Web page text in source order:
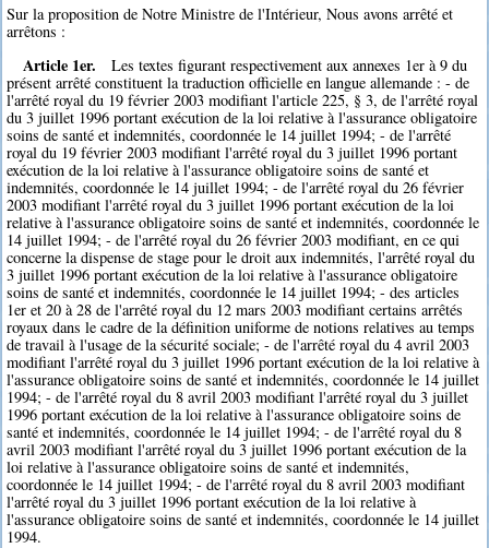
Sur la proposition de Notre Ministre de l'Intérieur, Nous avons arrêté et
arrêtons :
Article 1er.
Les textes figurant respectivement aux annexes 1er à 9 du
présent arrêté constituent la traduction officielle en langue allemande : - de
l'arrêté royal du 19 février 2003 modifiant l'article 225, § 3, de l'arrêté royal
du 3 juillet 1996 portant exécution de la loi relative à l'assurance obligatoire
soins de santé et indemnités, coordonnée le 14 juillet 1994; - de l'arrêté
royal du 19 février 2003 modifiant l'arrêté royal du 3 juillet 1996 portant
exécution de la loi relative à l'assurance obligatoire soins de santé et
indemnités, coordonnée le 14 juillet 1994; - de l'arrêté royal du 26 février
2003 modifiant l'arrêté royal du 3 juillet 1996 portant exécution de la loi
relative à l'assurance obligatoire soins de santé et indemnités, coordonnée le
14 juillet 1994; - de l'arrêté royal du 26 février 2003 modifiant, en ce qui
concerne la dispense de stage pour le droit aux indemnités, l'arrêté royal du
3 juillet 1996 portant exécution de la loi relative à l'assurance obligatoire
soins de santé et indemnités, coordonnée le 14 juillet 1994; - des articles
1er et 20 à 28 de l'arrêté royal du 12 mars 2003 modifiant certains arrêtés
royaux dans le cadre de la définition uniforme de notions relatives au temps
de travail à l'usage de la sécurité sociale; - de l'arrêté royal du 4 avril 2003
modifiant l'arrêté royal du 3 juillet 1996 portant exécution de la loi relative à
l'assurance obligatoire soins de santé et indemnités, coordonnée le 14 juillet
1994; - de l'arrêté royal du 8 avril 2003 modifiant l'arrêté royal du 3 juillet
1996 portant exécution de la loi relative à l'assurance obligatoire soins de
santé et indemnités, coordonnée le 14 juillet 1994; - de l'arrêté royal du 8
avril 2003 modifiant l'arrêté royal du 3 juillet 1996 portant exécution de la
loi relative à l'assurance obligatoire soins de santé et indemnités,
coordonnée le 14 juillet 1994; - de l'arrêté royal du 8 avril 2003 modifiant
l'arrêté royal du 3 juillet 1996 portant exécution de la loi relative à
l'assurance obligatoire soins de santé et indemnités, coordonnée le 14 juillet
1994.